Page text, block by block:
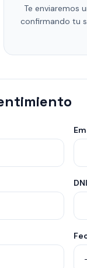
Te enviaremos
confirmando tu
DNI